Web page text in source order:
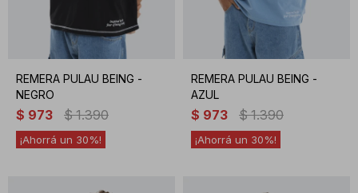
REMERA PULAU BEING -
NEGRO
$ 973 $ 1.390
30
REMERA PULAU BEING -
AZUL
$ 973 $ 1.390
30